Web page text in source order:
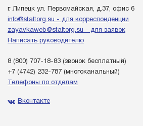
г. Липецк ул. Первомайская, д.37, офис 6
info@staltorg.su - для корреспонденции
zayavkaweb@staltorg.su - для заявок
Написать руководителю
8 (800) 707-18-83 (звонок бесплатный)
+7 (4742) 232-787 (многоканальный)
Телефоны по отделам
Вконтакте